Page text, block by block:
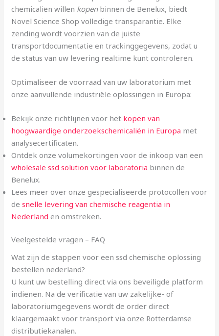
chemicaliën willen kopenbinnen de Benelux, biedt
Novel Science Shop volledige transparantie. Elke
zending wordt voorzien van de juiste
transportdocumentatie en trackinggegevens, zodat u
de status van uw levering realtime kunt controleren.
Optimaliseer de voorraad van uw laboratorium met
onze aanvullende industriële oplossingen in Europa:
Bekijk onze richtlijnen voor het kopen van
hoogwaardige onderzoekschemicaliën in Europa met
analysecertificaten.
Ontdek onze volumekortingen voor de inkoop van een
wholesale ssd solution voor laboratoria binnen de
Benelux.
Lees meer over onze gespecialiseerde protocollen voor
desnelle levering van chemische reagentia in
Nederland en omstreken.
Veelgestelde vragen – FAQ
Wat zijn de stappen voor een ssd chemische oplossing
bestellen nederland?
U kunt uw bestelling direct via ons beveiligde platform
indienen. Na de verificatie van uw zakelijke- of
laboratoriumgegevens wordt de order direct
klaargemaakt voor transport via onze Rotterdamse
distributiekanalen.